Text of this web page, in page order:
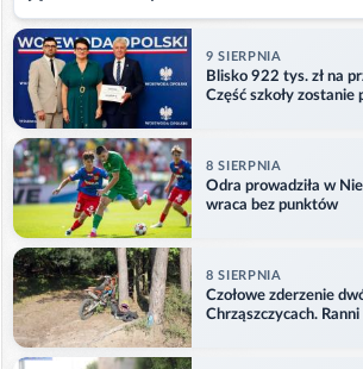
9 SIERPNIA
Blisko 922 tys. zł na
Część szkoły zostanie
8 SIERPNIA
Odra prowadziła w
wraca bez punktów
8 SIERPNIA
Czołowe zderzenie
Chrząszczycach.